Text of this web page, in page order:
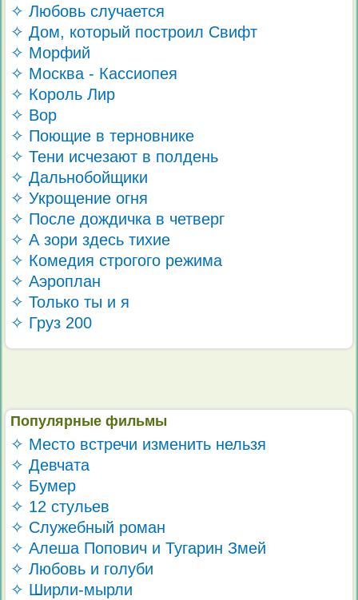
✧ Любовь случается
✧ Дом, который построил Свифт
✧ Морфий
✧ Москва - Кассиопея
✧ Король Лир
✧ Вор
✧ Поющие в терновнике
✧ Тени исчезают в полдень
✧ Дальнобойщики
✧ Укрощение огня
✧ После дождичка в четверг
✧ А зори здесь тихие
✧ Комедия строгого режима
✧ Аэроплан
✧ Только ты и я
✧ Груз 200
Популярные фильмы
✧ Место встречи изменить нельзя
✧ Девчата
✧ Бумер
✧ 12 стульев
✧ Служебный роман
✧ Алеша Попович и Тугарин Змей
✧ Любовь и голуби
✧ Ширли-мырли